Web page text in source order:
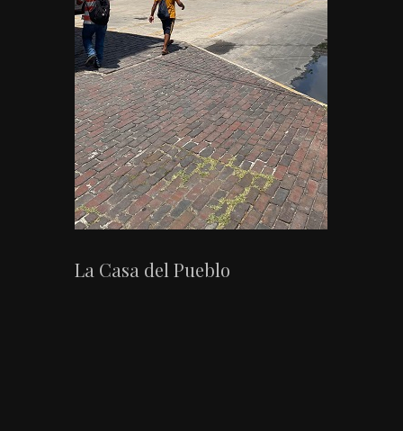
La Casa del Pueblo